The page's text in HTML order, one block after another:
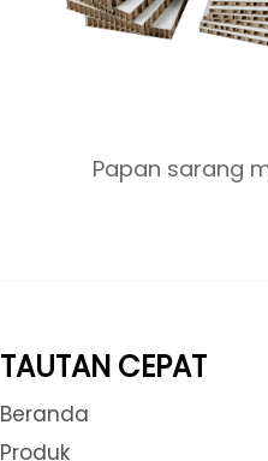
Papan sarang
TAUTAN CEPAT
Beranda
Produk